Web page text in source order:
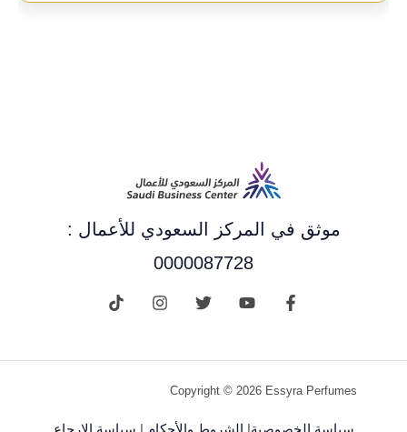
موثق في المركز السعودي للأعمال :
0000087728
Copyright © 2026 Essyra Perfumes